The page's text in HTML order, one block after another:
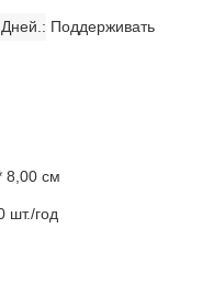
Поддерживать
8,00 см
шт./год